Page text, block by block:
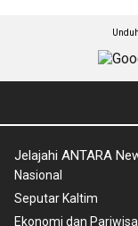
Jelajahi ANTARA
Nasional
Seputar Kaltim
Ekonomi dan